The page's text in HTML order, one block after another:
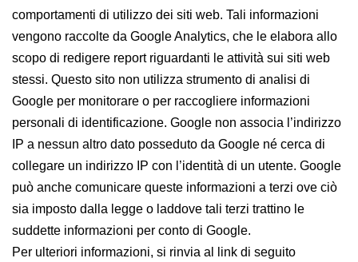
comportamenti di utilizzo dei siti web. Tali informazioni
vengono raccolte da Google Analytics, che le elabora allo
scopo di redigere report riguardanti le attività sui siti web
stessi. Questo sito non utilizza strumento di analisi di
Google per monitorare o per raccogliere informazioni
personali di identificazione. Google non associa l’indirizzo
IP a nessun altro dato posseduto da Google né cerca di
collegare un indirizzo IP con l’identità di un utente. Google
può anche comunicare queste informazioni a terzi ove ciò
sia imposto dalla legge o laddove tali terzi trattino le
suddette informazioni per conto di Google.
Per ulteriori informazioni, si rinvia al link di seguito